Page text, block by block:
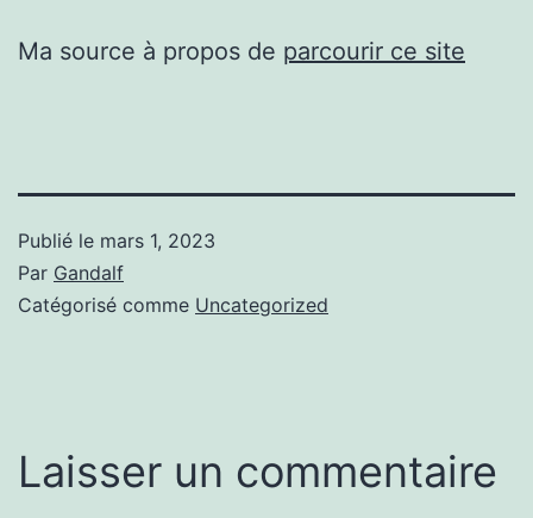
Ma source à propos de parcourir ce site
Publié le mars 1, 2023
Par Gandalf
Catégorisé comme Uncategorized
Laisser un commentaire